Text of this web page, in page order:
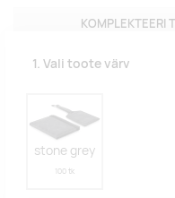
KOMPLEKTEERI
1. Vali toote värv
stone grey
100 tk